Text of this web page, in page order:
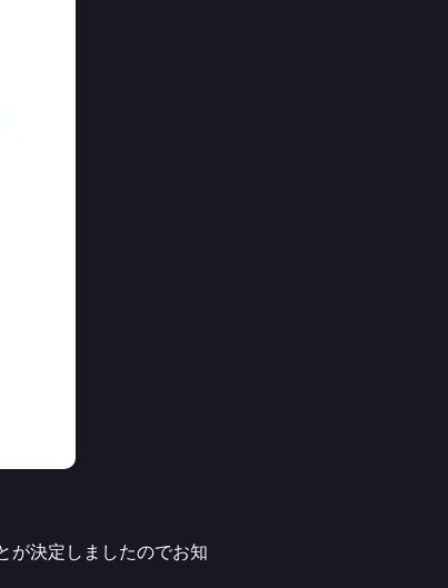
が決定しましたのでお知